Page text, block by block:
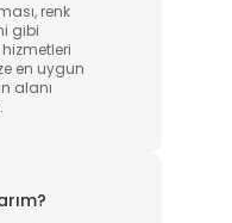
renk
gibi
en uygun
alanı